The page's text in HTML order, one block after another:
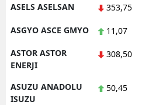
ASELS ASELSAN 353,75
ASGYO ASCE GMYO 11,07
ASTOR ASTOR
ENERJI
308,50
ASUZU ANADOLU
ISUZU
50,45